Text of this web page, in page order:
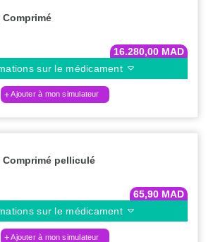
Comprimé
16.280,00 MAD
sur le médicament
Ajouter à mon simulateur
Comprimé pelliculé
65,90 MAD
sur le médicament
Ajouter à mon simulateur